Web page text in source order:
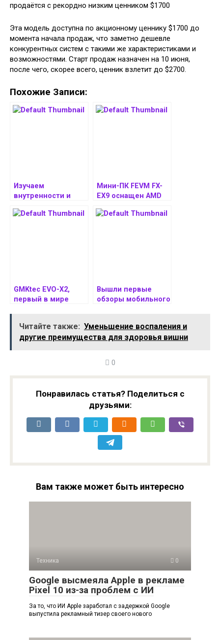
Эта модель доступна по акционному ценнику $1700 до
момента начала продаж, что заметно дешевле
конкурентных систем с такими же характеристиками и
возможностями. Старт продаж назначен на 10 июня,
после чего, скорее всего, ценник взлетит до $2700.
Похожие Записи:
Изучаем
внутренности и
ь мини-ПК на
Мини-ПК FEVM FX-
EX9 оснащен AMD
128 Гбайтами
GMKtec EVO-X2,
первый в мире
Ryzen AI Max+ 395,
дебютировал на
Вышли первые
обзоры мобильного
Читайте также: Уменьшение воспаления и
другие преимущества для здоровья вишни
0
Понравилась статья? Поделиться с
друзьями:
Вам также может быть интересно
Техника 0
Google высмеяла Apple в рекламе
Pixel 10 из-за проблем с ИИ
За то, что ИИ Apple заработал с задержкой Google
выпустила рекламный тизер своего нового